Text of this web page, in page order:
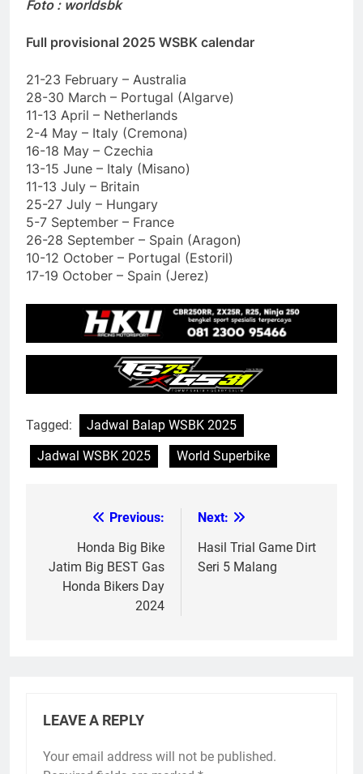
Foto : worldsbk
Full provisional 2025 WSBK calendar
21-23 February – Australia
28-30 March – Portugal (Algarve)
11-13 April – Netherlands
2-4 May – Italy (Cremona)
16-18 May – Czechia
13-15 June – Italy (Misano)
11-13 July – Britain
25-27 July – Hungary
5-7 September – France
26-28 September – Spain (Aragon)
10-12 October – Portugal (Estoril)
17-19 October – Spain (Jerez)
Tagged:
Jadwal Balap WSBK 2025
Jadwal WSBK 2025
World Superbike
navigation
Previous:
Honda Big Bike
Jatim Big BEST Gas
Honda Bikers Day
2024
Next:
Hasil Trial Game Dirt
Seri 5 Malang
LEAVE A REPLY
Your email address will not be published.